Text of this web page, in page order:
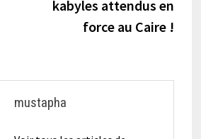
kabyles attendus en
force au Caire !
mustapha